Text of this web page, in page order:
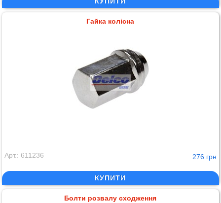
Гайка колісна
Арт.: 611236 276 грн
КУПИТИ
Болти розвалу сходження